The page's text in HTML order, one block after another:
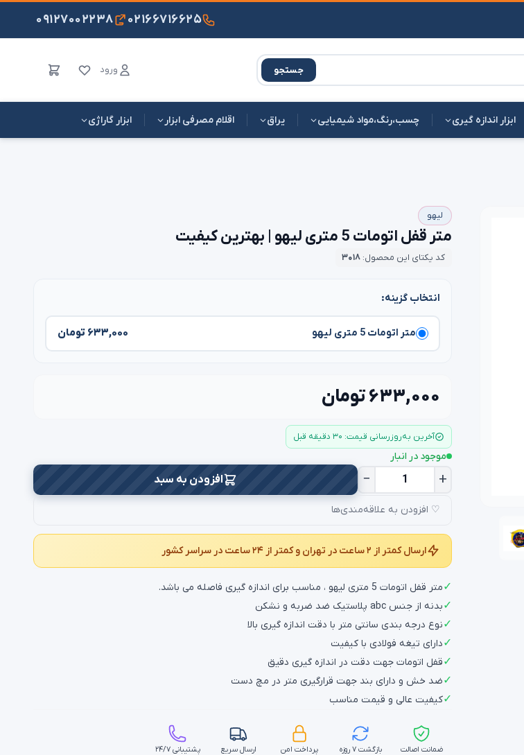
۰۲۱۶۶۷۱۶۶۲۵ ۰۹۱۲۷۰۰۲۲۳۸
جستجو ورود
ابزار اندازه گیری چسب،رنگ،مواد شیمیایی یراق اقلام مصرفی ابزار ابزار گاراژی
لیهو
متر قفل اتومات 5 متری لیهو | بهترین کیفیت
کد یکتای این محصول: ۳۰۱۸
انتخاب گزینه:
متر اتومات 5 متری لیهو ۶۳۳,۰۰۰ تومان
۶۳۳,۰۰۰ تومان
آخرین به‌روزرسانی قیمت: ۳۰ دقیقه قبل
موجود در انبار
− + افزودن به سبد
♡ افزودن به علاقه‌مندی‌ها
ارسال کمتر از ۲ ساعت در تهران و کمتر از ۲۴ ساعت در سراسر کشور
✓متر قفل اتومات 5 متری لیهو ، مناسب برای اندازه گیری فاصله می باشد.
✓بدنه از جنس abc پلاستیک ضد ضربه و نشکن
✓نوع درجه بندی سانتی متر با دقت اندازه گیری بالا
✓دارای تیغه فولادی با کیفیت
✓قفل اتومات جهت دقت در اندازه گیری دقیق
✓ضد خش و دارای بند جهت قرارگیری متر در مچ دست
✓کیفیت عالی و قیمت مناسب
ضمانت اصالت بازگشت ۷ روزه پرداخت امن ارسال سریع پشتیبانی ۲۴/۷